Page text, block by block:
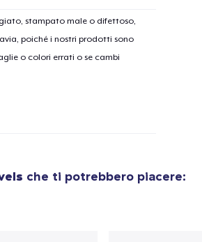
stampato male o difettoso,
poiché i nostri prodotti sono
o colori errati o se cambi
che ti potrebbero piacere:
al carrello